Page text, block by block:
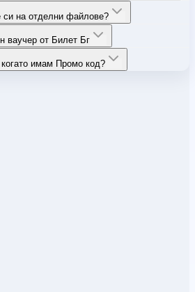
си на отделни файлове?
ваучер от Билет Бг
имам Промо код?